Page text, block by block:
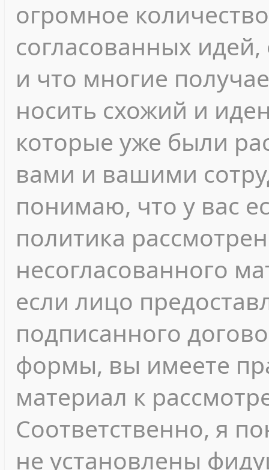
огромное
согласованных
и что многие
носить схожий и
которые уже были
вами и вашими
понимаю, что у вас
политика
несогласованного
если лицо
подписанного
формы, вы имеете
материал к
Соответственно, я
не установлены